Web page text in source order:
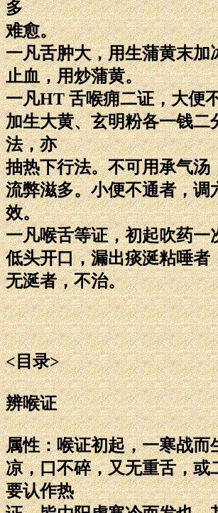
多
难愈。
一凡舌肿大，用生蒲黄末加
止血，用炒蒲黄。
一凡HT 舌喉痈二证，大便
加生大黄、玄明粉各一钱二
法，亦
抽热下行法。不可用承气汤
流弊滋多。小便不通者，调
效。
一凡喉舌等证，初起吹药一
低头开口，漏出痰涎粘唾者
无涎者，不治。
<目录>
辨喉证
属性：喉证初起，一寒战而
凉，口不碎，又无重舌，或
要认作热